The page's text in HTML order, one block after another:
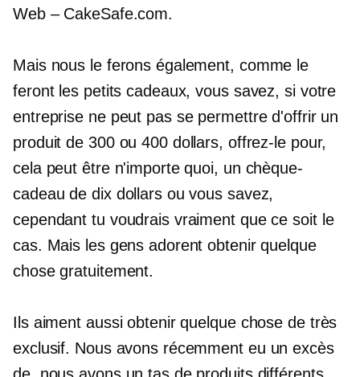
Web – CakeSafe.com.
Mais nous le ferons également, comme le
feront les petits cadeaux, vous savez, si votre
entreprise ne peut pas se permettre d'offrir un
produit de 300 ou 400 dollars, offrez-le pour,
cela peut être n'importe quoi, un chèque-
cadeau de dix dollars ou vous savez,
cependant tu voudrais vraiment que ce soit le
cas. Mais les gens adorent obtenir quelque
chose gratuitement.
Ils aiment aussi obtenir quelque chose de très
exclusif. Nous avons récemment eu un excès